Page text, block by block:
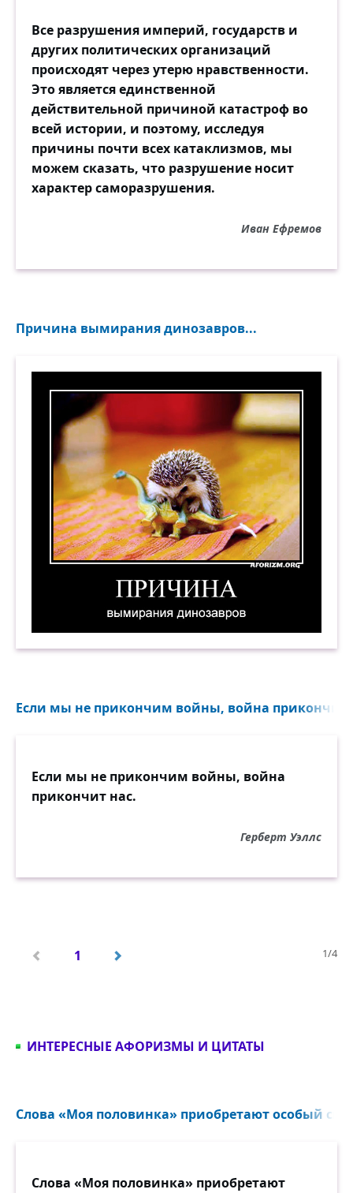
Все разрушения империй, государств и
других политических организаций
происходят через утерю нравственности.
Это является единственной
действительной причиной катастроф во
всей истории, и поэтому, исследуя
причины почти всех катаклизмов, мы
можем сказать, что разрушение носит
характер саморазрушения.
Иван Ефремов
Причина вымирания динозавров...
Если мы не прикончим войны, война прикончит
Если мы не прикончим войны, война
прикончит нас.
Герберт Уэллс
1/4
1
ИНТЕРЕСНЫЕ АФОРИЗМЫ И ЦИТАТЫ
Слова «Моя половинка» приобретают особый
Слова «Моя половинка» приобретают